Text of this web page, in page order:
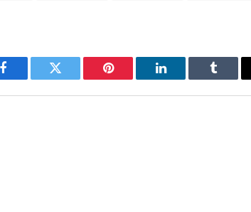
Facebook Twitter Pinterest LinkedIn Tumblr